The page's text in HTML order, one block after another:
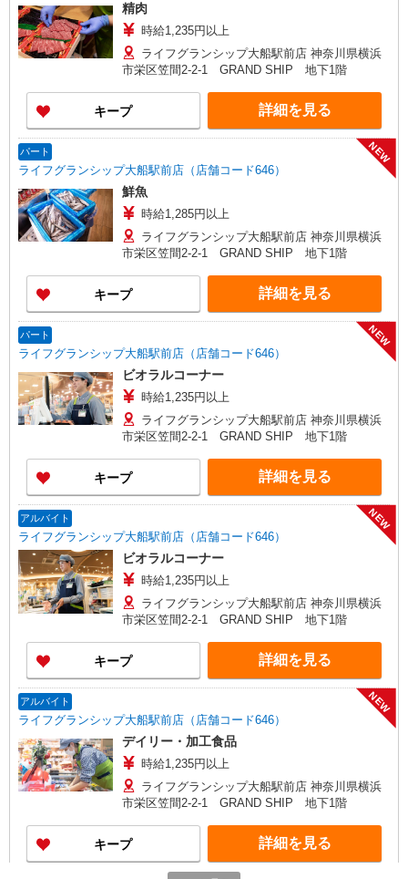
精肉
時給1,235円以上
ライフグランシップ大船駅前店 神奈川県横浜
市栄区笠間2-2-1 GRAND SHIP 地下1階
キープ 詳細を見る
パート
ライフグランシップ大船駅前店（店舗コード646）
NEW
鮮魚
時給1,285円以上
ライフグランシップ大船駅前店 神奈川県横浜
市栄区笠間2-2-1 GRAND SHIP 地下1階
キープ 詳細を見る
パート
ライフグランシップ大船駅前店（店舗コード646）
NEW
ビオラルコーナー
時給1,235円以上
ライフグランシップ大船駅前店 神奈川県横浜
市栄区笠間2-2-1 GRAND SHIP 地下1階
キープ 詳細を見る
アルバイト
ライフグランシップ大船駅前店（店舗コード646）
NEW
ビオラルコーナー
時給1,235円以上
ライフグランシップ大船駅前店 神奈川県横浜
市栄区笠間2-2-1 GRAND SHIP 地下1階
キープ 詳細を見る
アルバイト
ライフグランシップ大船駅前店（店舗コード646）
NEW
デイリー・加工食品
時給1,235円以上
ライフグランシップ大船駅前店 神奈川県横浜
市栄区笠間2-2-1 GRAND SHIP 地下1階
キープ 詳細を見る